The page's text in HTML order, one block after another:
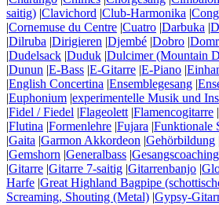
saitig) |Clavichord |Club-Harmonika |
|Cornemuse du Centre |Cuatro |Darbuka |
|Dilruba |Dirigieren |Djembé |Dobro |
|Dudelsack |Duduk |Dulcimer (Mountain
|Dunun |E-Bass |E-Gitarre |E-Piano |
|English Concertina |Ensemblegesang |
|Euphonium |experimentelle Musik und
|Fidel / Fiedel |Flageolett|Flamencogitarre |
|Flutina |Formenlehre |Fujara |Funktionale
|Gaita |Garmon Akkordeon |Gehörbildung
|Gemshorn |Generalbass |Gesangscoaching
|Gitarre |Gitarre 7-saitig |Gitarrenbanjo |
Harfe |Great Highland Bagpipe
Screaming, Shouting (Metal) |Gypsy-